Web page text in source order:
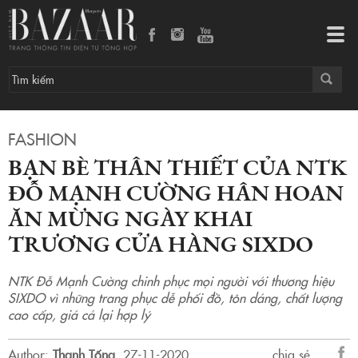
FASHION
BẠN BÈ THÂN THIẾT CỦA NTK
ĐỖ MẠNH CƯỜNG HÂN HOAN
ĂN MỪNG NGÀY KHAI
TRƯƠNG CỬA HÀNG SIXDO
NTK Đỗ Mạnh Cường chinh phục mọi người với thương hiệu
SIXDO vì những trang phục dễ phối đồ, tôn dáng, chất lượng
cao cấp, giá cả lại hợp lý
Author: Thanh Tống. 27-11-2020.
chia sẻ